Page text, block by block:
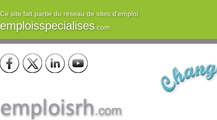
Ce site fait partie du réseau de sites d'emploi
emploisspecialises.com